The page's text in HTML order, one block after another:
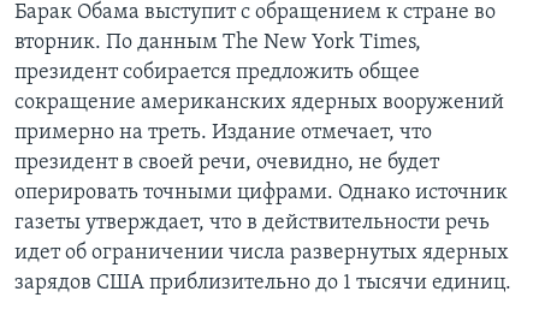
Барак Обама выступит с обращением к стране во
вторник. По данным The New York Times,
президент собирается предложить общее
сокращение американских ядерных вооружений
примерно на треть. Издание отмечает, что
президент в своей речи, очевидно, не будет
оперировать точными цифрами. Однако источник
газеты утверждает, что в действительности речь
идет об ограничении числа развернутых ядерных
зарядов США приблизительно до 1 тысячи единиц.